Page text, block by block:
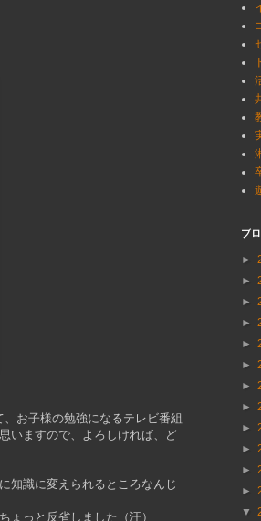
お子様の勉強になるテレビ番組
いますので、よろしければ、ど
知識に変えられるところなんじ
ょっと反省しました（汗）
ブ
►
►
►
►
►
►
►
►
►
►
►
►
▼